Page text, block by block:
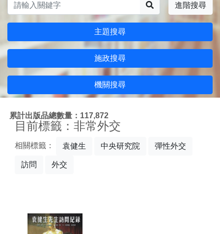
進階搜尋
主題搜尋
施政搜尋
機關搜尋
累計出版品總數量：117,872
目前標籤：非常外交
相關標籤： 袁健生 中央研究院 彈性外交
訪問 外交